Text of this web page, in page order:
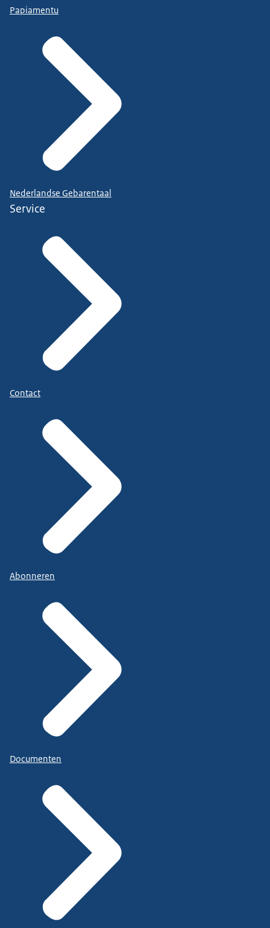
Papiamentu
Nederlandse Gebarentaal
Service
Contact
Abonneren
Documenten